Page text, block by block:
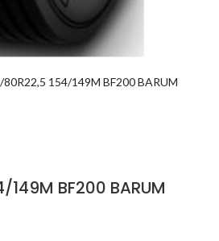
154/149M BF200 BARUM
BF200 BARUM